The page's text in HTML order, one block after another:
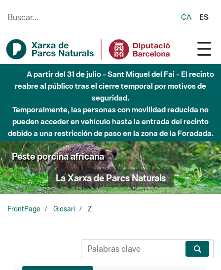
CA ES
A partir del 31 de julio - Sant Miquel del Fai - El recinto
reabre al público tras el cierre temporal por motivos de
seguridad.
Temporalmente, las personas con movilidad reducida no
pueden acceder en vehículo hasta la entrada del recinto
debido a una restricción de paso en la zona de la Foradada.
Peste porcina africana
La Xarxa de Parcs Naturals
FrontPage Glosari Z